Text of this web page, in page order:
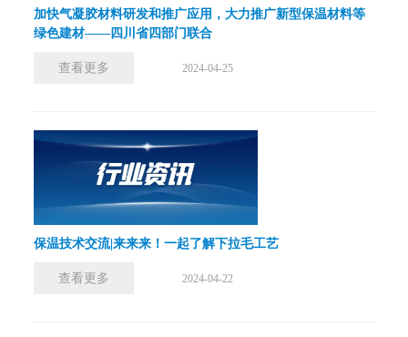
加快气凝胶材料研发和推广应用，大力推广新型保温材料等
绿色建材——四川省四部门联合
查看更多 2024-04-25
保温技术交流|来来来！一起了解下拉毛工艺
查看更多 2024-04-22